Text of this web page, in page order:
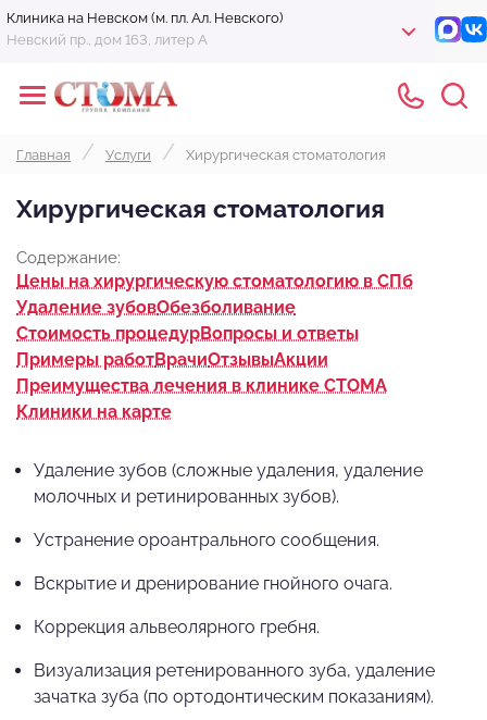
Клиника на Невском (м. пл. Ал. Невского)
Невский пр., дом 163, литер А
Главная Услуги Хирургическая стоматология
Хирургическая стоматология
Содержание:
Цены на хирургическую стоматологию в СПб
Удаление зубовОбезболивание
Стоимость процедурВопросы и ответы
Примеры работВрачиОтзывыАкции
Преимущества лечения в клинике СТОМА
Клиники на карте
Удаление зубов (сложные удаления, удаление
молочных и ретинированных зубов).
Устранение ороантрального сообщения.
Вскрытие и дренирование гнойного очага.
Коррекция альвеолярного гребня.
Визуализация ретенированного зуба, удаление
зачатка зуба (по ортодонтическим показаниям).